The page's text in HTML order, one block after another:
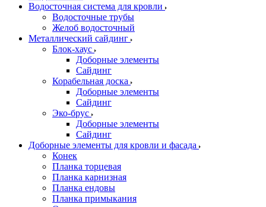
Водосточная система для кровли
Водосточные трубы
Желоб водосточный
Металлический сайдинг
Блок-хаус
Доборные элементы
Сайдинг
Корабельная доска
Доборные элементы
Сайдинг
Эко-брус
Доборные элементы
Сайдинг
Доборные элементы для кровли и фасада
Конек
Планка торцевая
Планка карнизная
Планка ендовы
Планка примыкания